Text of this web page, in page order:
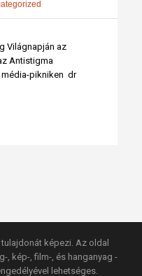
Világnapján az
Antistigma
pikniken dr
képezi. Az oldal
, kép-, film-, és hanganyag -
lehetséges.